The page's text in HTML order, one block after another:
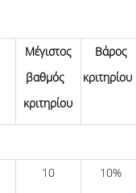
Μέγιστος
βαθμός
κριτηρίου
Βάρος
κριτηρίου
10 10%